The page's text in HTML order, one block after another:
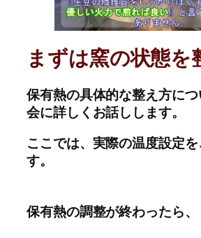
まずは窯の状態を
保有熱の具体的な整え方に
会に詳しくお話しします。
ここでは、実際の温度設定を
す。
保有熱の調整が終わったら、